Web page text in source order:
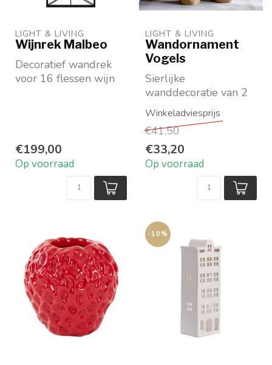
LIGHT & LIVING
Wijnrek Malbeo
Decoratief wandrek
voor 16 flessen wijn
€199,00
Op voorraad
LIGHT & LIVING
Wandornament
Vogels
Sierlijke
wanddecoratie van 2
vogels
In zilverkleurig metaal
Set van twee bird...
€41,50
€33,20
Op voorraad
-10%